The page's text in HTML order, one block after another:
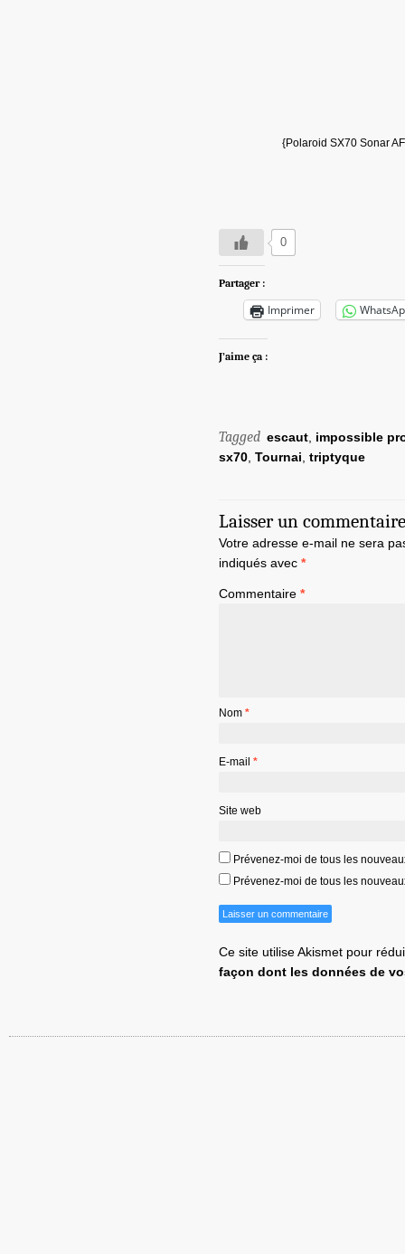
{Polaroid SX70 Sonar
0
Partager :
Imprimer
J’aime ça :
Tagged escaut impossible
sx70 Tournai triptyque
Laisser un commentaire
Votre adresse e-mail ne sera
indiqués avec *
Commentaire *
Nom *
E-mail *
Site web
Prévenez-moi de tous les
Prévenez-moi de tous les
Ce site utilise Akismet pour
façon dont les données de